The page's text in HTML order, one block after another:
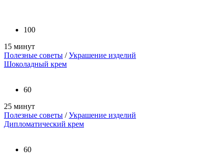
100
15 минут
Полезные советы /Украшение изделий
Шоколадный крем
60
25 минут
Полезные советы /Украшение изделий
Дипломатический крем
60